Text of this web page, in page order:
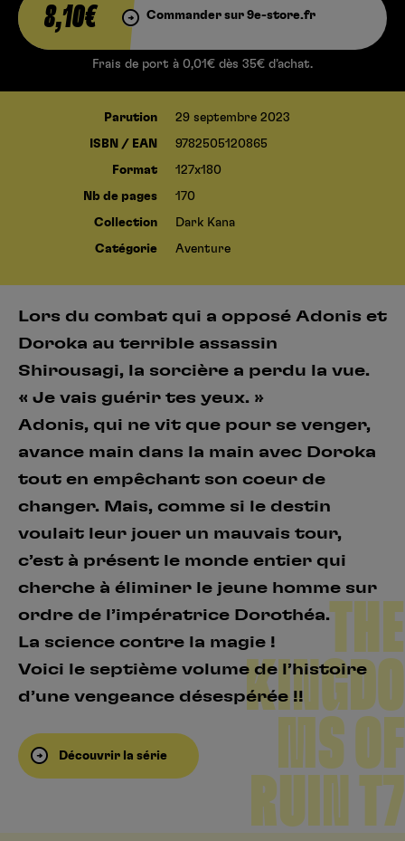
8,10€ Commander sur 9e-store.fr
Frais de port à 0,01€ dès 35€ d’achat.
Parution 29 septembre 2023
ISBN / EAN 9782505120865
Format 127x180
Nb de pages 170
Collection Dark Kana
Catégorie Aventure
Lors du combat qui a opposé Adonis et
Doroka au terrible assassin
Shirousagi, la sorcière a perdu la vue.
« Je vais guérir tes yeux. »
Adonis, qui ne vit que pour se venger,
avance main dans la main avec Doroka
tout en empêchant son coeur de
changer. Mais, comme si le destin
voulait leur jouer un mauvais tour,
c’est à présent le monde entier qui
cherche à éliminer le jeune homme sur
ordre de l’impératrice Dorothéa.
La science contre la magie !
Voici le septième volume de l’histoire
d’une vengeance désespérée !!
Découvrir la série
THE
KINGDO
MS OF
RUIN T7